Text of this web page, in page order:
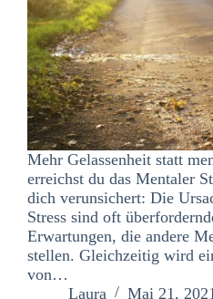
Mehr Gelassenheit statt
erreichst du das Mentaler
dich verunsichert: Die
Stress sind oft
Erwartungen, die andere
stellen. Gleichzeitig wird
von…
Laura
Mai 21, 2021